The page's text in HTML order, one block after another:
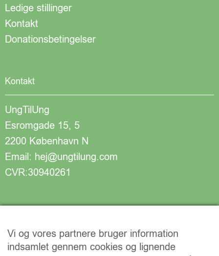
Ledige stillinger
Kontakt
Donationsbetingelser
Kontakt
UngTilUng
Esromgade 15, 5
2200 København N
Email: hej@ungtilung.com
CVR:30940261
Vi og vores partnere bruger information
indsamlet gennem cookies og lignende